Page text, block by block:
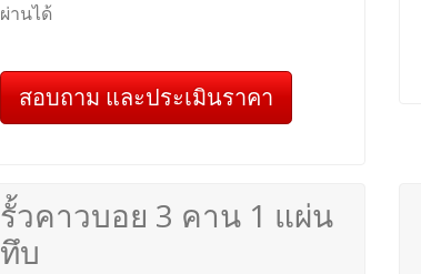
ผ่านได้
สอบถาม และประเมินราคา
รั้วคาวบอย 3 คาน 1 แผ่น
ทึบ